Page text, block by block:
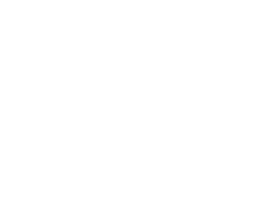
помощником, который
и чёткий циферблат
Часовой механизм
небольшие часы можно
на кухне или
они станут стильным